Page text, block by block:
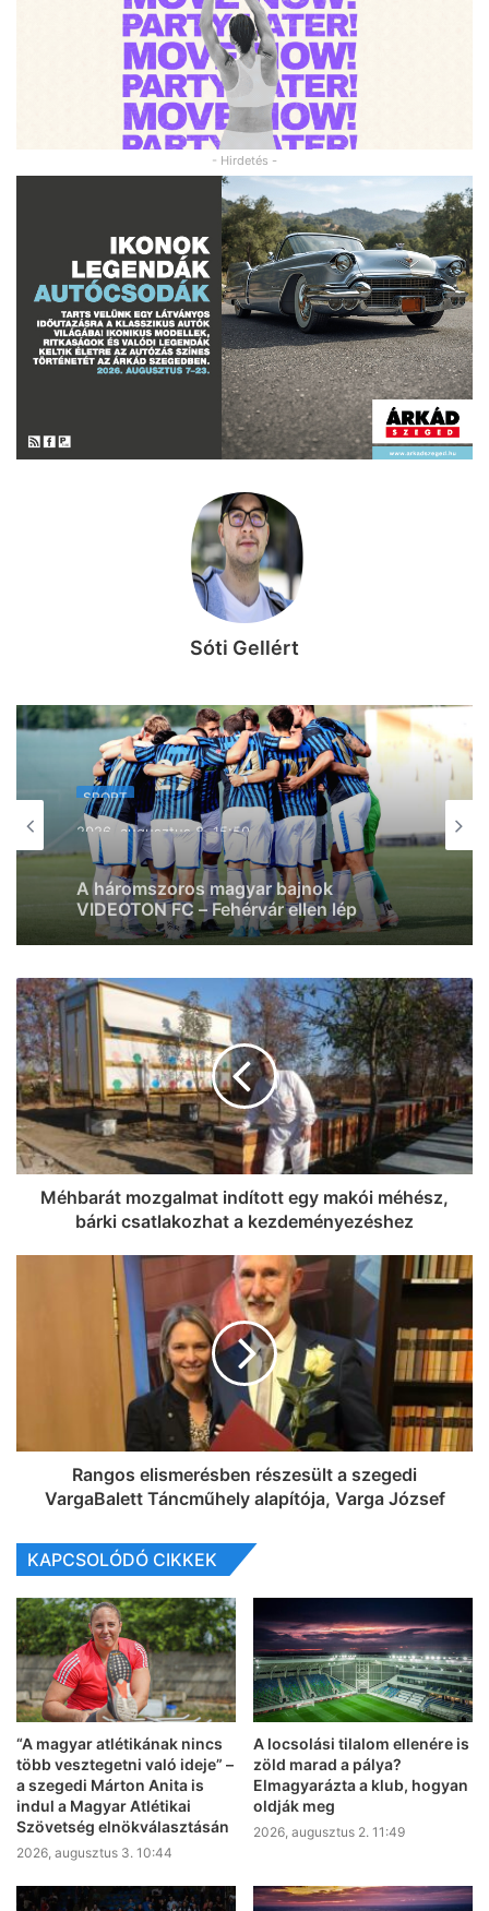
- Hirdetés -
Sóti Gellért
SPORT
2026, augusztus 8. 15:50
A háromszoros magyar bajnok
VIDEOTON FC – Fehérvár ellen lép
pályára ma délután a Szeged – Csanád
GA
SPORT
2026, augusztus 8. 14:36
Meccsnap van: a HBC Nantessel csap
össze a Pick Szeged!
Méhbarát mozgalmat indított egy makói méhész,
bárki csatlakozhat a kezdeményezéshez
Rangos elismerésben részesült a szegedi
VargaBalett Táncműhely alapítója, Varga József
KAPCSOLÓDÓ CIKKEK
“A magyar atlétikának nincs
több vesztegetni való ideje” –
a szegedi Márton Anita is
indul a Magyar Atlétikai
Szövetség elnökválasztásán
2026, augusztus 3. 10:44
A locsolási tilalom ellenére is
zöld marad a pálya?
Elmagyarázta a klub, hogyan
oldják meg
2026, augusztus 2. 11:49